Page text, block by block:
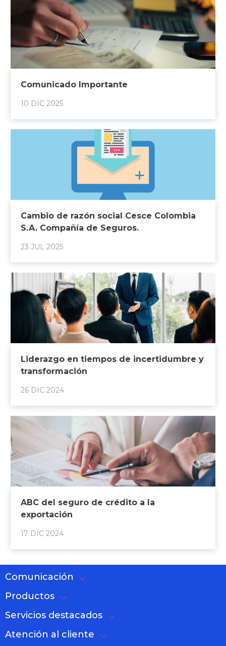
Comunicado Importante
10 DIC 2025
Cambio de razón social Cesce Colombia
S.A. Compañía de Seguros.
23 JUL 2025
Liderazgo en tiempos de incertidumbre y
transformación
26 DIC 2024
ABC del seguro de crédito a la
exportación
17 DIC 2024
Comunicación
Productos
Servicios destacados
Atención al cliente